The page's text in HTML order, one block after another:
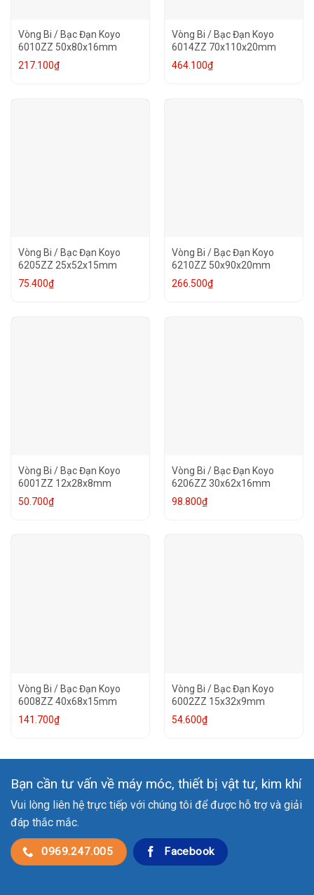
Vòng Bi / Bạc Đạn Koyo
6010ZZ 50x80x16mm
217.100₫
Vòng Bi / Bạc Đạn Koyo
6014ZZ 70x110x20mm
464.100₫
Vòng Bi / Bạc Đạn Koyo
6205ZZ 25x52x15mm
75.400₫
Vòng Bi / Bạc Đạn Koyo
6210ZZ 50x90x20mm
266.500₫
Vòng Bi / Bạc Đạn Koyo
6001ZZ 12x28x8mm
50.700₫
Vòng Bi / Bạc Đạn Koyo
6206ZZ 30x62x16mm
98.800₫
Vòng Bi / Bạc Đạn Koyo
6008ZZ 40x68x15mm
141.700₫
Vòng Bi / Bạc Đạn Koyo
6002ZZ 15x32x9mm
54.600₫
Bạn cần tư vấn về máy móc, thiết bị vật tư, kim khí
Vui lòng liên hệ trực tiếp với chúng tôi để được hỗ trợ và giải
đáp thắc mắc.
0969.247.005 Facebook